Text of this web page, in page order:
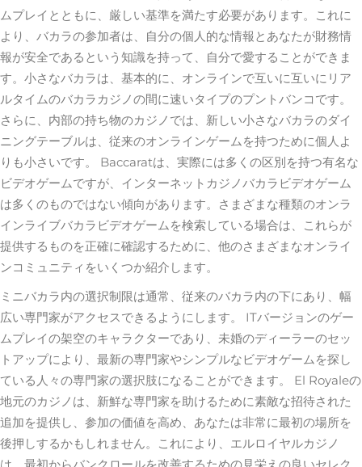
ムプレイとともに、厳しい基準を満たす必要があります。これに
より、バカラの参加者は、自分の個人的な情報とあなたが財務情
報が安全であるという知識を持って、自分で愛することができま
す。小さなバカラは、基本的に、オンラインで互いに互いにリア
ルタイムのバカラカジノの間に速いタイプのプントバンコです。
さらに、内部の持ち物のカジノでは、新しい小さなバカラのダイ
ニングテーブルは、従来のオンラインゲームを持つために個人よ
りも小さいです。 Baccaratは、実際には多くの区別を持つ有名な
ビデオゲームですが、インターネットカジノバカラビデオゲーム
は多くのものではない傾向があります。さまざまな種類のオンラ
インライブバカラビデオゲームを検索している場合は、これらが
提供するものを正確に確認するために、他のさまざまなオンライ
ンコミュニティをいくつか紹介します。
ミニバカラ内の選択制限は通常、従来のバカラ内の下にあり、幅
広い専門家がアクセスできるようにします。 ITバージョンのゲー
ムプレイの架空のキャラクターであり、未婚のディーラーのセッ
トアップにより、最新の専門家やシンプルなビデオゲームを探し
ている人々の専門家の選択肢になることができます。 El Royaleの
地元のカジノは、新鮮な専門家を助けるために素敵な招待された
追加を提供し、参加の価値を高め、あなたは非常に最初の場所を
後押しするかもしれません。これにより、エルロイヤルカジノ